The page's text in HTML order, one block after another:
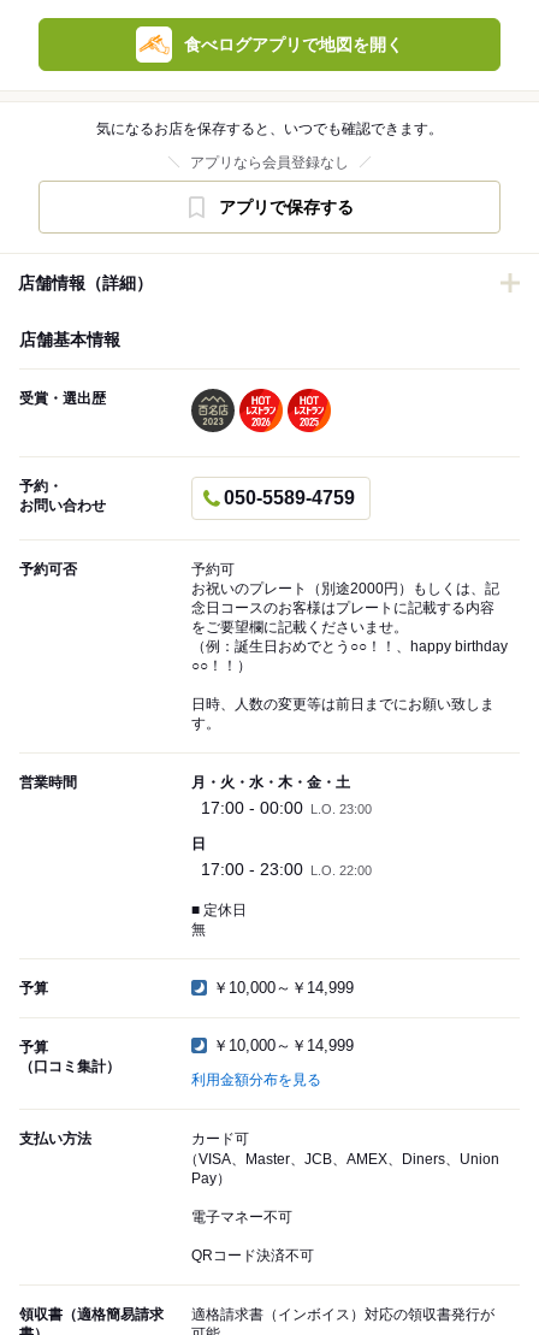
食べログアプリで地図を開く
気になるお店を保存すると、いつでも確認できます。
アプリなら会員登録なし
アプリで保存する
店舗情報（詳細）
店舗基本情報
受賞・選出歴
予約・
お問い合わせ
050-5589-4759
予約可否
予約可
お祝いのプレート（別途2000円）もしくは、記
念日コースのお客様はプレートに記載する内容
をご要望欄に記載くださいませ。
（例：誕生日おめでとう○○！！、happy birthday
○○！！）
日時、人数の変更等は前日までにお願い致しま
す。
営業時間 月・火・水・木・金・土
17:00 - 00:00 L.O. 23:00
日
17:00 - 23:00 L.O. 22:00
■ 定休日
無
予算 ￥10,000～￥14,999
予算
（口コミ集計）
￥10,000～￥14,999
利用金額分布を見る
支払い方法
カード可
（VISA、Master、JCB、AMEX、Diners、Union
Pay）
電子マネー不可
QRコード決済不可
領収書（適格簡易請求
適格請求書（インボイス）対応の領収書発行が